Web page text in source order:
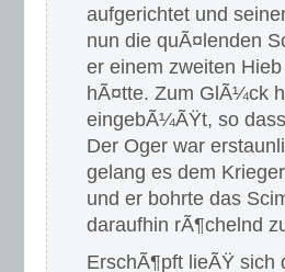
aufgerichtet und
nun die quÃ¤lenden
er einem zweiten
hÃ¤tte. Zum GlÃ¼ck
eingebÃ¼ÃŸt, so
Der Oger war
gelang es dem
und er bohrte das
daraufhin rÃ¶chelnd
ErschÃ¶pft lieÃŸ sich